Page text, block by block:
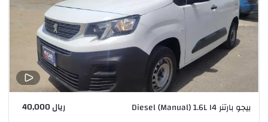
بيجو بارتنر Diesel (Manual) 1.6L I4 ريال 40,000